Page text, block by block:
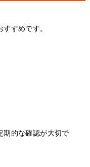
すめです。
期的な確認が大切で